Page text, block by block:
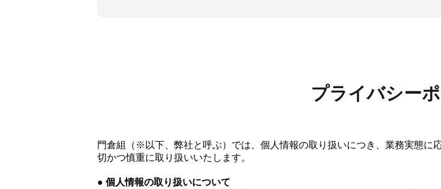
プライバシー
門倉組（※以下、弊社と呼ぶ）では、個人情報の取り扱いにつき、業務実態に
切かつ慎重に取り扱いいたします。
● 個人情報の取り扱いについて